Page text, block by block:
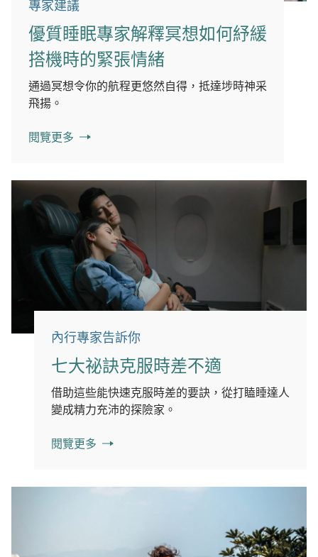
專家建議
優質睡眠專家解釋冥想如何紓緩
搭機時的緊張情緒
通過冥想令你的航程更悠然自得，抵達埗時神采
飛揚。
閱覽更多
內行專家告訴你
七大祕訣克服時差不適
借助這些能快速克服時差的要訣，從打瞌睡達人
變成精力充沛的探險家。
閱覽更多